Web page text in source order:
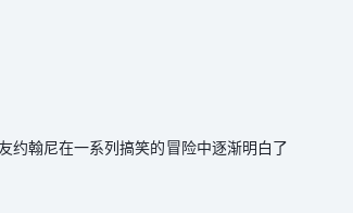
约翰尼在一系列搞笑的冒险中逐渐明白了